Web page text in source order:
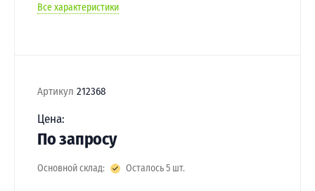
Все характеристики
Артикул 212368
Цена:
По запросу
Основной склад: Осталось 5 шт.